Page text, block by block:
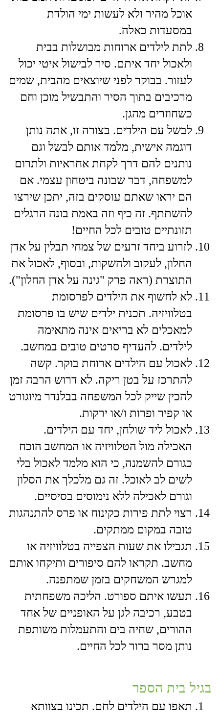
אוכל מהיר ולא לעשות ימי הולדת
במסעדות כאלה.
​לתת לילדים ארוחות מבושלות בבית
ולאכול יחד איתם. סיר לבישול איטי יכול
לעזור. בבוקר לפני שיוצאים מהבית, שמים
מרכיבים בתוך הסיר והתבשיל מוכן וחם
כשחוזרים מהגן.
​לבשל עם הילדים. בצורה זו, אתה נותן
דוגמה אישית, מלמד אותם לבשל וגם
נותנים להם דרך לקחת אחראיות ולתרום
למשפחה, דבר שבונה ביטחון עצמי. אם
הם יראו שאתם עוסקים בזה, יתכן שירצו
להשתתף. זה כיף וזה באמת בונה הרגלים
תזונתיים טובים לכל החיים!
​לזרוע ביחד זרעים של צמחי תבלין על אדן
החלון, לעקוב ולהשקות, ובסוף, לאכול את
התוצרת (ראה פרק "גינה על אדן החלון").
​לא לחשוף את הילדים לפרסומת
בטלוויזיה. תכנית ילדים שיש בו פרסומת
למאכלים לא בריאים אינה מתאימה
לילדים. להעדיף סרטים טובים במחשב.
​לאכול עם הילדים ארוחת בוקר. קשה
להתרכז על בטן ריקה. לא דרוש הרבה זמן
להכין שייק לכל המשפחה בבלנדר מיוגורט
או קפיר ופרות ו/או ירקות.
לאכול ליד שולחן, יחד עם הילדים.
האכילה מול הטלוויזיה או המחשב הוכח
כגורם להשמנה, כי הוא מלמד לאכול בלי
לשים לב לאוכל. זה גם מלכלך את הסלון
וגורם לאכילה ללא נימוסים בסיסיים.
​רצוי לתת פירות כקינוח או פרס להתנהגות
טובה במקום ממתקים.
​תגבילו את שעות הצפייה בטלוויזיה או
מחשב. תקראו להם סיפורים ותיקחו אותם
למגרש המשחקים בזמן שמתפנה.
​תעשו איתם ספורט. הליכה משפחתית
בטבע, רכיבה לגן על האופניים של אחד
ההורים, שחיה בים והתעמלות משותפת
נותן מסר ברור לכל החיים.
בגיל בית הספר
תאפו עם הילדים לחם. תכינו בצוותא